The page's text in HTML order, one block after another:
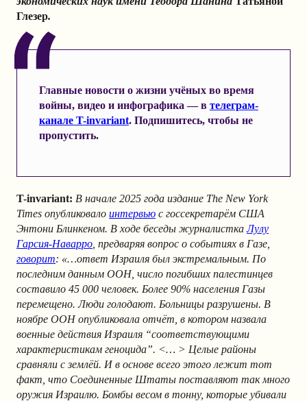
Глезер.
Главные новости о жизни учёных во время
войны, видео и инфографика — в телеграм-
канале T-invariant. Подпишитесь, чтобы не
пропустить.
T-invariant: В начале 2025 года издание The New York
Times опубликовало интервью с госсекретарём США
Энтони Блинкеном. В ходе беседы журналисткаЛулу
Гарсия-Наварро , предваряя вопрос о событиях в Газе,
говорит: «…ответ Израиля был экстремальным. По
последним данным ООН, число погибших палестинцев
составило 45 000 человек. Более 90% населения Газы
перемещено. Люди голодают. Больницы разрушены. В
ноябре ООН опубликовала отчёт, в котором назвала
военные действия Израиля “соответствующими
характеристикам геноцида”. <… > Целые районы
сравняли с землёй. И в основе всего этого лежит тот
факт, что Соединенные Штаты поставляют так много
оружия Израилю. Бомбы весом в тонну, которые убивали